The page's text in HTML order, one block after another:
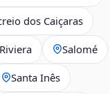
dos Caiçaras
Riviera Salomé
Santa Inês